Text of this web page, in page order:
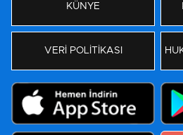
KÜNYE
VERİ POLİTİKASI